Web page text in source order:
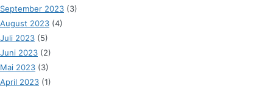
September 2023 (3)
August 2023 (4)
Juli 2023 (5)
Juni 2023 (2)
Mai 2023 (3)
April 2023 (1)